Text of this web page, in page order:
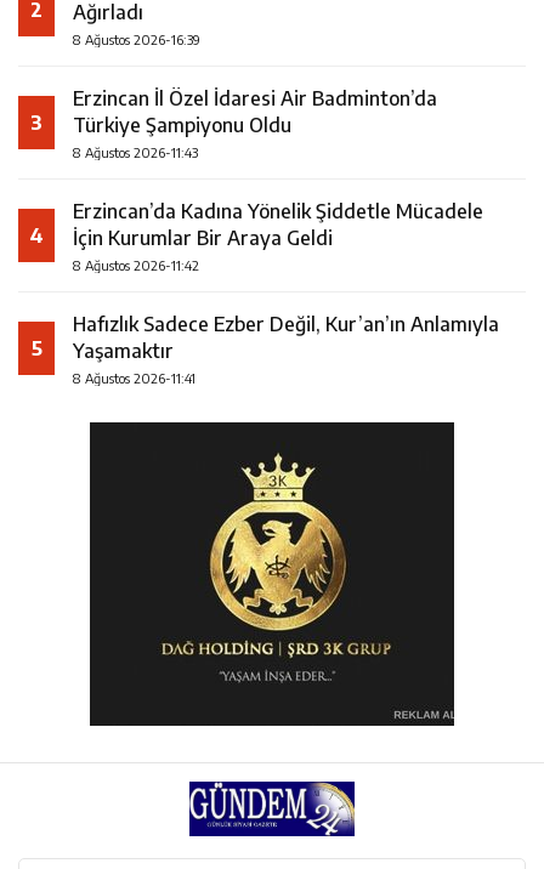
2
Ağırladı
8 Ağustos 2026-16:39
3
Erzincan İl Özel İdaresi Air Badminton’da
Türkiye Şampiyonu Oldu
8 Ağustos 2026-11:43
4
Erzincan’da Kadına Yönelik Şiddetle Mücadele
İçin Kurumlar Bir Araya Geldi
8 Ağustos 2026-11:42
5
Hafızlık Sadece Ezber Değil, Kur’an’ın Anlamıyla
Yaşamaktır
8 Ağustos 2026-11:41